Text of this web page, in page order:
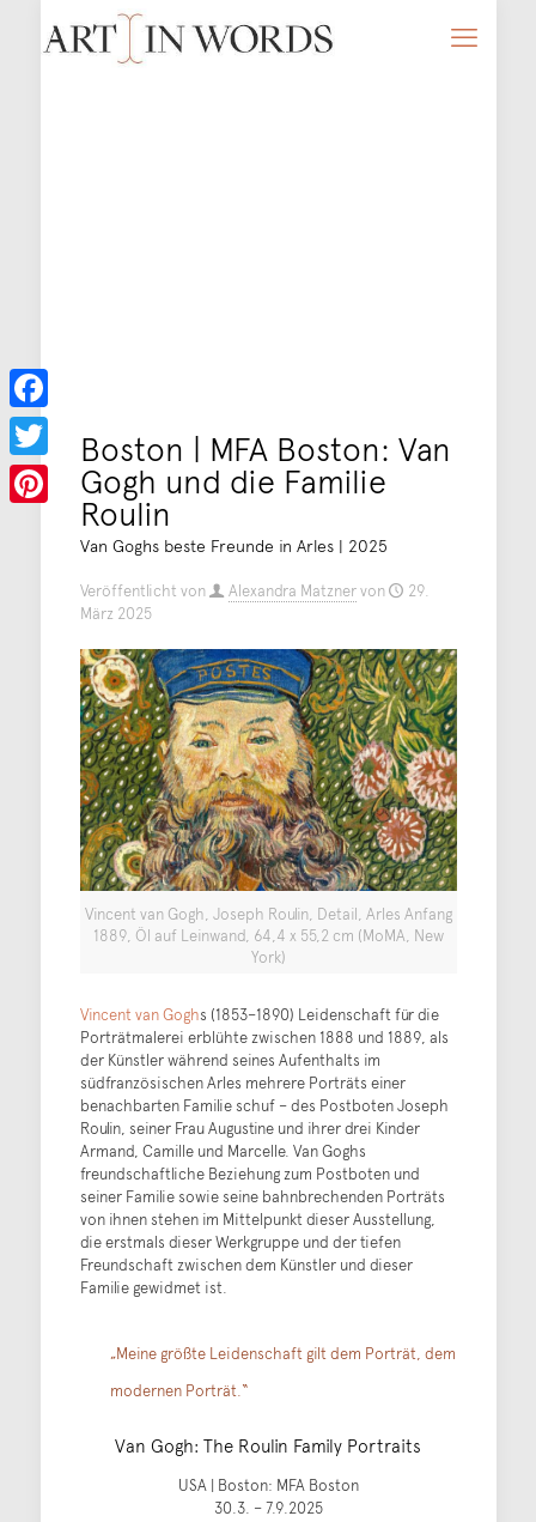
Boston | MFA Boston: Van
Gogh und die Familie
Roulin
Van Goghs beste Freunde in Arles | 2025
Veröffentlicht von Alexandra Matznervon
29.
März 2025
Vincent van Gogh, Joseph Roulin, Detail, Arles Anfang
1889, Öl auf Leinwand, 64,4 x 55,2 cm (MoMA, New
York)
Vincent van Goghs (1853–1890) Leidenschaft für die
Porträtmalerei erblühte zwischen 1888 und 1889, als
der Künstler während seines Aufenthalts im
südfranzösischen Arles mehrere Porträts einer
benachbarten Familie schuf – des Postboten Joseph
Roulin, seiner Frau Augustine und ihrer drei Kinder
Armand, Camille und Marcelle. Van Goghs
freundschaftliche Beziehung zum Postboten und
seiner Familie sowie seine bahnbrechenden Porträts
von ihnen stehen im Mittelpunkt dieser Ausstellung,
die erstmals dieser Werkgruppe und der tiefen
Freundschaft zwischen dem Künstler und dieser
Familie gewidmet ist.
„Meine größte Leidenschaft gilt dem Porträt, dem
modernen Porträt.“
Van Gogh: The Roulin Family Portraits
USA | Boston: MFA Boston
30.3. – 7.9.2025
Facebook
Twitter